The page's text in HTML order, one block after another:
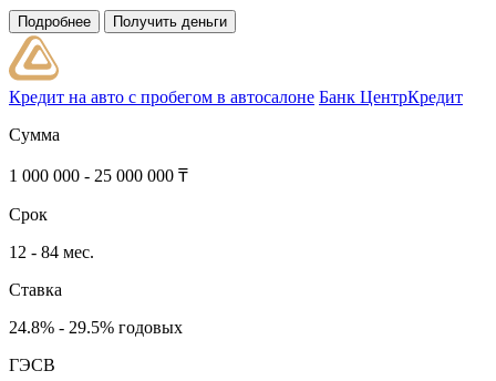
Подробнее Получить деньги
Кредит на авто с пробегом в автосалоне Банк ЦентрКредит
Сумма
1 000 000 - 25 000 000 ₸
Срок
12 - 84 мес.
Ставка
24.8% - 29.5% годовых
ГЭСВ